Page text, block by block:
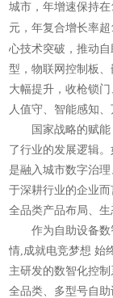
城市，年增速保持在
元，年复合增长率超
心技术突破，推动
型，物联网控制板
大幅提升，收枪锁
人值守、智能感知
国家战略的赋
了行业的发展逻辑
是融入城市数字治
于深耕行业的企业
全品类产品布局、
作为自助设备
情,成就电竞梦想 始
主研发的数智化控
全品类、多型号自